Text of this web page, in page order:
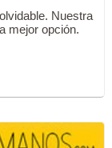
Nuestra
mejor opción.